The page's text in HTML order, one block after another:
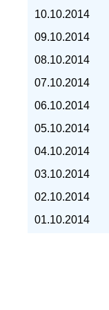
курс евро, курс рубля -
10.10.2014
09.10.2014
08.10.2014
07.10.2014
06.10.2014
05.10.2014
04.10.2014
03.10.2014
02.10.2014
01.10.2014